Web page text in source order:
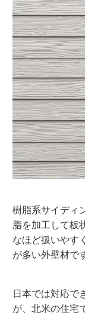
樹脂系サイディ
脂を加工して板
なほど扱いやす
が多い外壁材で
日本では対応で
が、北米の住宅